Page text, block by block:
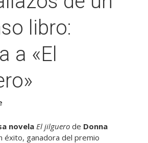
libro:
a «El
novela El jilguero de Donna
éxito, ganadora del premio